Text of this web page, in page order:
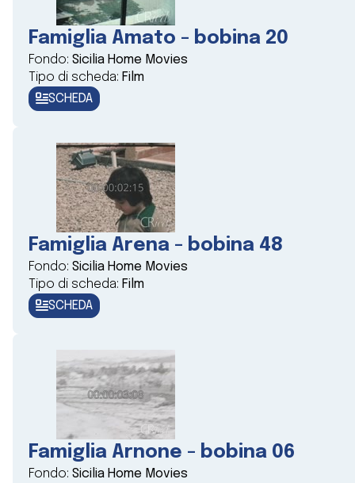
Famiglia Amato - bobina 20
Fondo: Sicilia Home Movies
Tipo di scheda: Film
SCHEDA
Famiglia Arena - bobina 48
Fondo: Sicilia Home Movies
Tipo di scheda: Film
SCHEDA
Famiglia Arnone - bobina 06
Fondo: Sicilia Home Movies